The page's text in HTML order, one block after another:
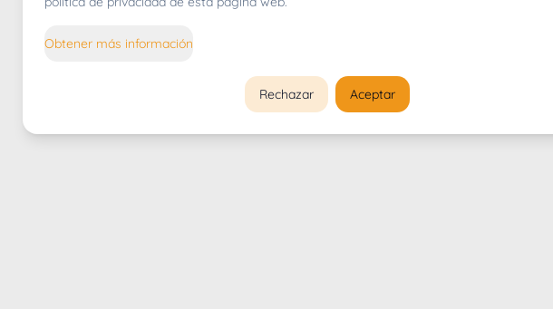
Obtener más información
Rechazar Aceptar